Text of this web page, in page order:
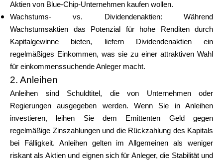
Aktien von Blue-Chip-Unternehmen kaufen wollen.
Wachstums- vs. Dividendenaktien: Während
Wachstumsaktien das Potenzial für hohe Renditen durch
Kapitalgewinne bieten, liefern Dividendenaktien ein
regelmäßiges Einkommen, was sie zu einer attraktiven Wahl
für einkommenssuchende Anleger macht.
2. Anleihen
Anleihen sind Schuldtitel, die von Unternehmen oder
Regierungen ausgegeben werden. Wenn Sie in Anleihen
investieren, leihen Sie dem Emittenten Geld gegen
regelmäßige Zinszahlungen und die Rückzahlung des Kapitals
bei Fälligkeit. Anleihen gelten im Allgemeinen als weniger
riskant als Aktien und eignen sich für Anleger, die Stabilität und